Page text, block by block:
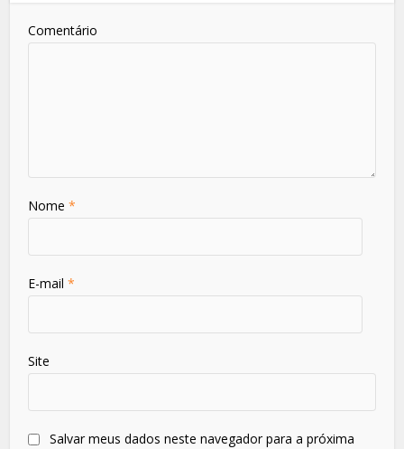
Comentário
Nome*
E-mail*
Site
Salvar meus dados neste navegador para a próxima